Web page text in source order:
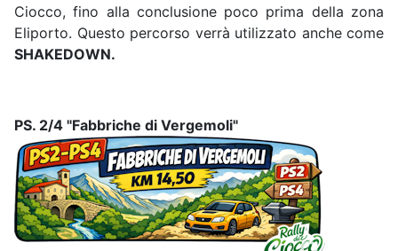
Ciocco, fino alla conclusione poco prima della zona
Eliporto. Questo percorso verrà utilizzato anche come
SHAKEDOWN.
PS. 2/4 "Fabbriche di Vergemoli"